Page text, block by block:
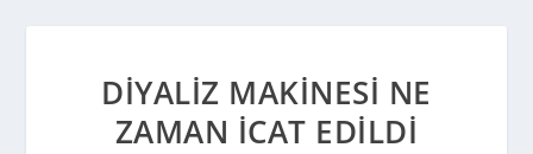
DIYALIZ MAKINESI NE
ZAMAN ICAT EDILDI